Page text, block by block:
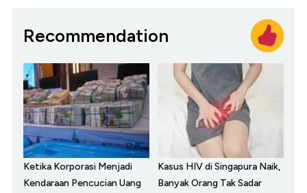
Recommendation
Ketika Korporasi Menjadi
Kendaraan Pencucian Uang
Kasus HIV di Singapura Naik,
Banyak Orang Tak Sadar